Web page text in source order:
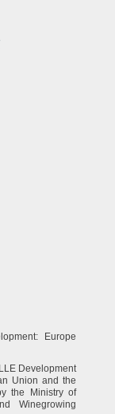
Europe
Development
Union and the
the Ministry of
Winegrowing